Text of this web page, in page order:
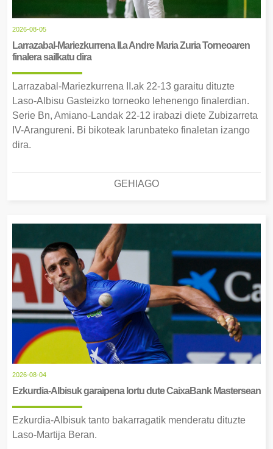
2026-08-05
Larrazabal-Mariezkurrena II.a Andre Maria Zuria Torneoaren
finalera sailkatu dira
Larrazabal-Mariezkurrena II.ak 22-13 garaitu dituzte
Laso-Albisu Gasteizko torneoko lehenengo finalerdian.
Serie Bn, Amiano-Landak 22-12 irabazi diete Zubizarreta
IV-Arangureni. Bi bikoteak larunbateko finaletan izango
dira.
GEHIAGO
2026-08-04
Ezkurdia-Albisuk garaipena lortu dute CaixaBank Mastersean
Ezkurdia-Albisuk tanto bakarragatik menderatu dituzte
Laso-Martija Beran.